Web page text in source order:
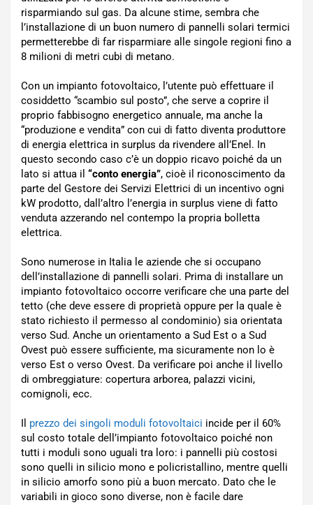
risparmiando sul gas. Da alcune stime, sembra che
l’installazione di un buon numero di pannelli solari termici
permetterebbe di far risparmiare alle singole regioni fino a
8 milioni di metri cubi di metano.
Con un impianto fotovoltaico, l’utente può effettuare il
cosiddetto “scambio sul posto”, che serve a coprire il
proprio fabbisogno energetico annuale, ma anche la
“produzione e vendita” con cui di fatto diventa produttore
di energia elettrica in surplus da rivendere all’Enel. In
questo secondo caso c’è un doppio ricavo poiché da un
lato si attua il “conto energia”, cioè il riconoscimento da
parte del Gestore dei Servizi Elettrici di un incentivo ogni
kW prodotto, dall’altro l’energia in surplus viene di fatto
venduta azzerando nel contempo la propria bolletta
elettrica.
Sono numerose in Italia le aziende che si occupano
dell’installazione di pannelli solari. Prima di installare un
impianto fotovoltaico occorre verificare che una parte del
tetto (che deve essere di proprietà oppure per la quale è
stato richiesto il permesso al condominio) sia orientata
verso Sud. Anche un orientamento a Sud Est o a Sud
Ovest può essere sufficiente, ma sicuramente non lo è
verso Est o verso Ovest. Da verificare poi anche il livello
di ombreggiature: copertura arborea, palazzi vicini,
comignoli, ecc.
Il prezzo dei singoli moduli fotovoltaici incide per il 60%
sul costo totale dell’impianto fotovoltaico poiché non
tutti i moduli sono uguali tra loro: i pannelli più costosi
sono quelli in silicio mono e policristallino, mentre quelli
in silicio amorfo sono più a buon mercato. Dato che le
variabili in gioco sono diverse, non è facile dare